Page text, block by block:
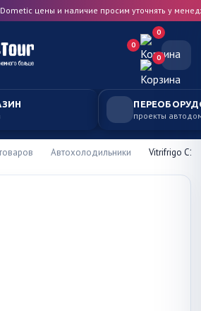
цены и наличие просим уточнять у
0
0
0
проекты
Автохолодильники Vitrifrigo